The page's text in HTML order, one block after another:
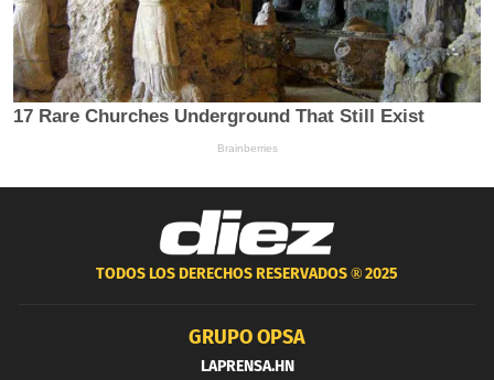
TODOS LOS DERECHOS RESERVADOS ®2025
GRUPO OPSA
LAPRENSA.HN